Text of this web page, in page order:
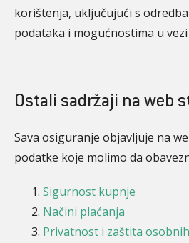
korištenja, uključujući s
podataka i mogućnostima u
Ostali sadržaji na web
Sava osiguranje objavljuje na
podatke koje molimo da
Sigurnost kupnje
Načini plaćanja
Privatnost i zaštita